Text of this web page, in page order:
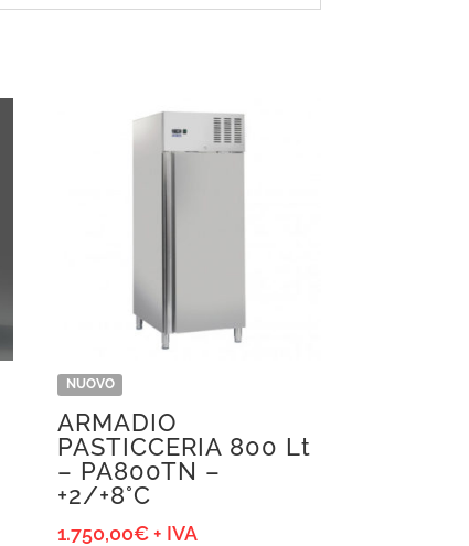
NUOVO
ARMADIO
PASTICCERIA 800 Lt
– PA800TN –
+2/+8°C
1.750,00€ + IVA